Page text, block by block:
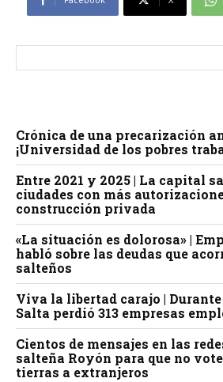
Crónica de una precarización
¡Universidad de los pobres
Entre 2021 y 2025 | La capital
ciudades con más
construcción privada
«La situación es dolorosa» |
habló sobre las deudas que
salteños
Viva la libertad carajo |
Salta perdió 313 empresas
Cientos de mensajes en las
salteña Royón para que no
tierras a extranjeros